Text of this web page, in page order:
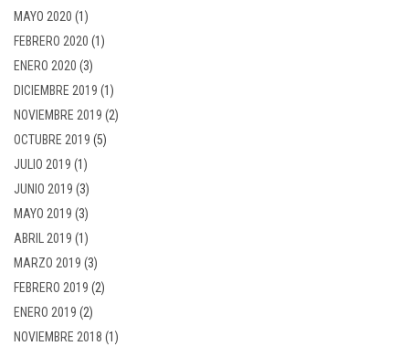
MAYO 2020 (1)
FEBRERO 2020 (1)
ENERO 2020 (3)
DICIEMBRE 2019 (1)
NOVIEMBRE 2019 (2)
OCTUBRE 2019 (5)
JULIO 2019 (1)
JUNIO 2019 (3)
MAYO 2019 (3)
ABRIL 2019 (1)
MARZO 2019 (3)
FEBRERO 2019 (2)
ENERO 2019 (2)
NOVIEMBRE 2018 (1)